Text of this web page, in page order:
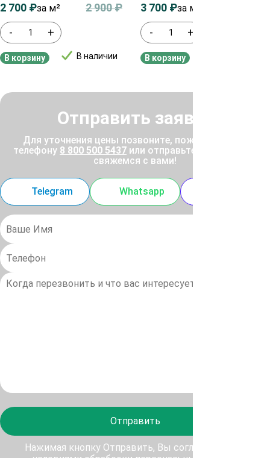
- +
В наличии
2 900₽
2 700 ₽за м²
В корзину
- +
3 700 ₽за м²
В корзину
Отправить заявку
Для уточнения цены позвоните, пожалуйста, по
телефону 8 800 500 5437 или отправьте заявку, и мы
свяжемся с вами!
Telegram Whatsapp
Отправить
Нажимая кнопку Отправить, Вы соглашаетесь с